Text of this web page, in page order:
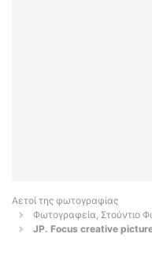
Αετοί της φωτογραφίας
Φωτογραφεία, Στούντιο
JP. Focus creative